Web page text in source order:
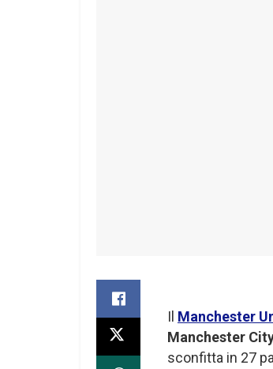
Il Manchester
Manchester
sconfitta in 27